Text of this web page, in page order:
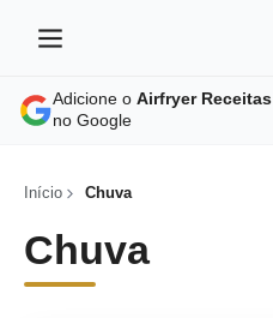
Adicione o Airfryer Receitas
no Google
Início Chuva
Chuva